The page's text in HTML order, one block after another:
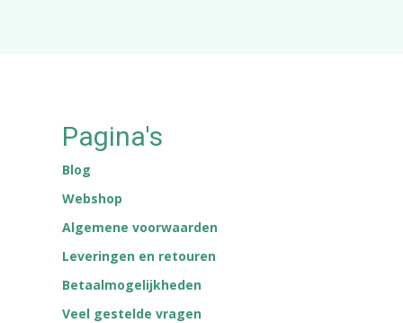
Pagina's
Blog
Webshop
Algemene voorwaarden
Leveringen en retouren
Betaalmogelijkheden
Veel gestelde vragen